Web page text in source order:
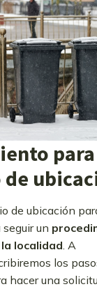
de ubicación
un
localidad. A
los
hacer una